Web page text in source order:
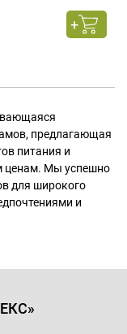
предлагающая
питания и
ценам. Мы успешно
для широкого
и